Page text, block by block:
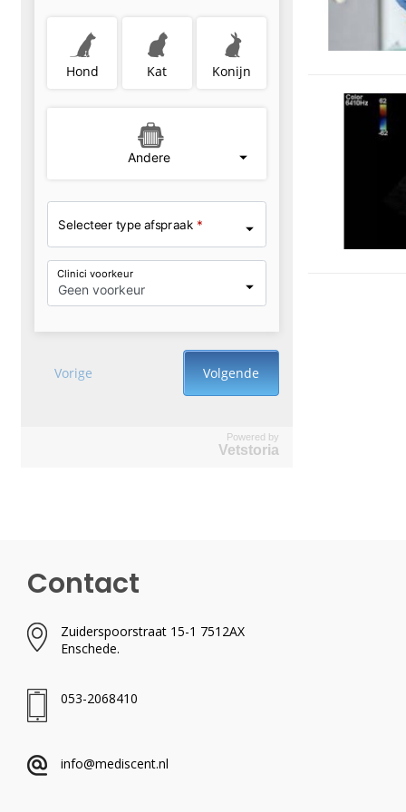
Powered by
Vetstoria
Contact
Zuiderspoorstraat 15-1 7512AX
Enschede.
053-2068410
info@mediscent.nl